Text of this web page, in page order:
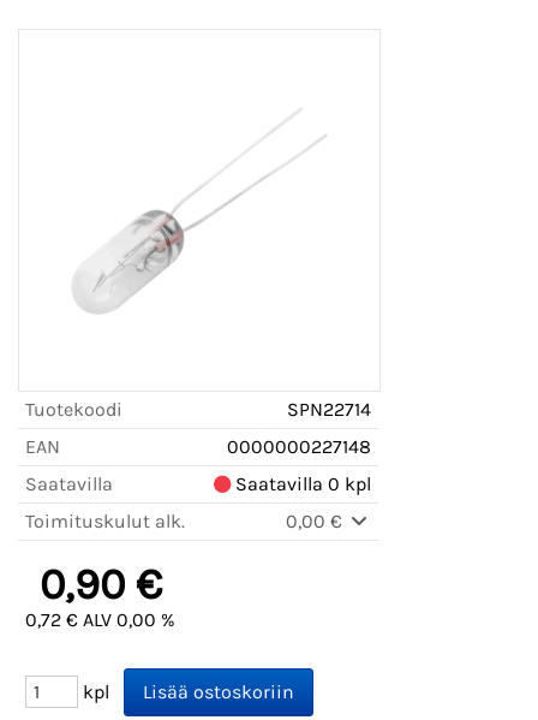
Tuotekoodi
SPN22714
EAN
0000000227148
Saatavilla
Saatavilla 0 kpl
Toimituskulut alk.
0,00 €
0,90 €
0,72 € ALV 0,00 %
kpl